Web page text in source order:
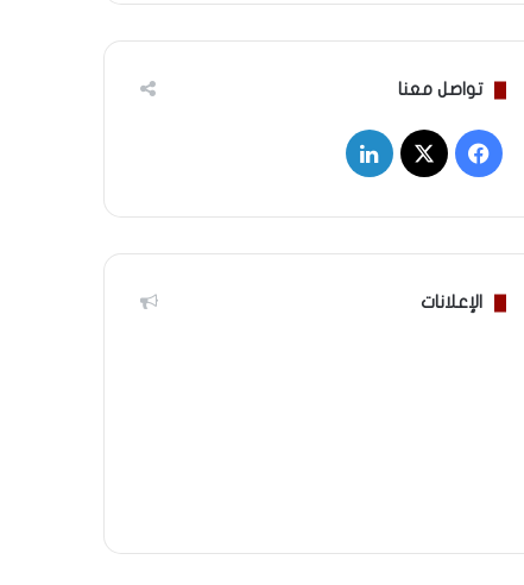
تواصل معنا
فيسبوك
‫X لينكدإن
الإعلانات